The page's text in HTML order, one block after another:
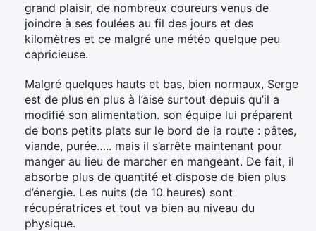
grand plaisir, de nombreux coureurs venus de
joindre à ses foulées au fil des jours et des
kilomètres et ce malgré une météo quelque peu
capricieuse.
Malgré quelques hauts et bas, bien normaux, Serge
est de plus en plus à l’aise surtout depuis qu’il a
modifié son alimentation. son équipe lui préparent
de bons petits plats sur le bord de la route : pâtes,
viande, purée….. mais il s’arrête maintenant pour
manger au lieu de marcher en mangeant. De fait, il
absorbe plus de quantité et dispose de bien plus
d’énergie. Les nuits (de 10 heures) sont
récupératrices et tout va bien au niveau du
physique.